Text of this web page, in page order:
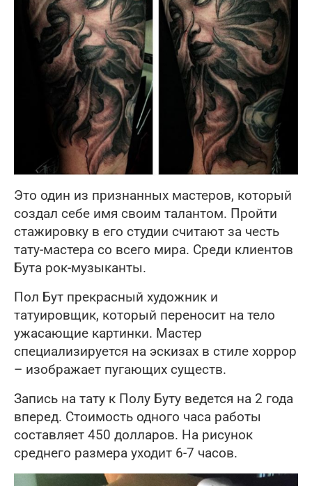
Это один из признанных мастеров, который
создал себе имя своим талантом. Пройти
стажировку в его студии считают за честь
тату-мастера со всего мира. Среди клиентов
Бута рок-музыканты.
Пол Бут прекрасный художник и
татуировщик, который переносит на тело
ужасающие картинки. Мастер
специализируется на эскизах в стиле хоррор
– изображает пугающих существ.
Запись на тату к Полу Буту ведется на 2 года
вперед. Стоимость одного часа работы
составляет 450 долларов. На рисунок
среднего размера уходит 6-7 часов.